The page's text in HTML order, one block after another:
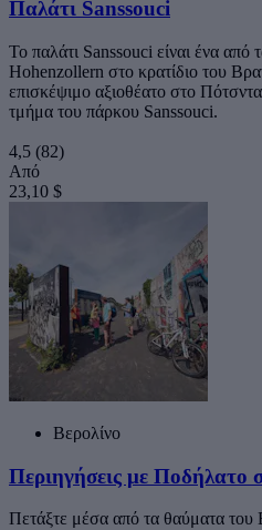
Παλάτι Sanssouci
Το παλάτι Sanssouci είναι ένα από
Hohenzollern στο κρατίδιο του
επισκέψιμο αξιοθέατο στο
τμήμα του πάρκου Sanssouci.
4,5 (82)
Από
23,10 $
Βερολίνο
Περιηγήσεις με Ποδήλατο
Πετάξτε μέσα από τα θαύματα του